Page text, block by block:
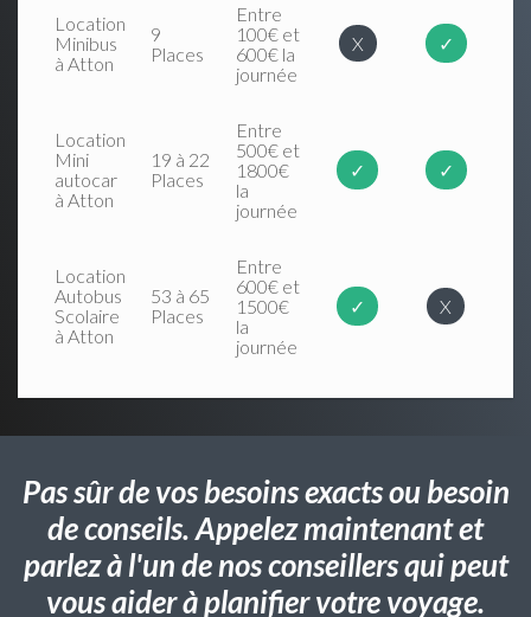
Location
Minibus
à Atton
9
Places
Entre
100€ et
600€ la
journée
X ✓
Location
Mini
autocar
à Atton
19 à 22
Places
Entre
500€ et
1800€
la
journée
✓ ✓
Location
Autobus
Scolaire
à Atton
53 à 65
Places
Entre
600€ et
1500€
la
journée
✓ X
Pas sûr de vos besoins exacts ou besoin
de conseils. Appelez maintenant et
parlez à l'un de nos conseillers qui peut
vous aider à planifier votre voyage.